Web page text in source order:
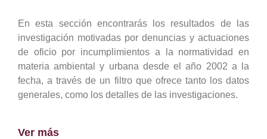
En esta sección encontrarás los resultados de las
investigación motivadas por denuncias y actuaciones
de oficio por incumplimientos a la normatividad en
materia ambiental y urbana desde el año 2002 a la
fecha, a través de un filtro que ofrece tanto los datos
generales, como los detalles de las investigaciones.
Ver más